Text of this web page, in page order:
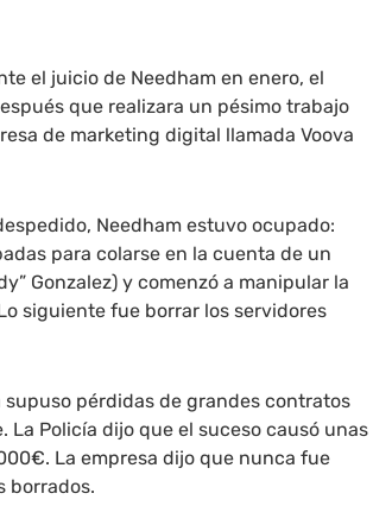
el juicio de Needham en enero, el
que realizara un pésimo trabajo
de marketing digital llamada Voova
Needham estuvo ocupado:
para colarse en la cuenta de un
Gonzalez) y comenzó a manipular la
siguiente fue borrar los servidores
supuso pérdidas de grandes contratos
La Policía dijo que el suceso causó unas
La empresa dijo que nunca fue
borrados.